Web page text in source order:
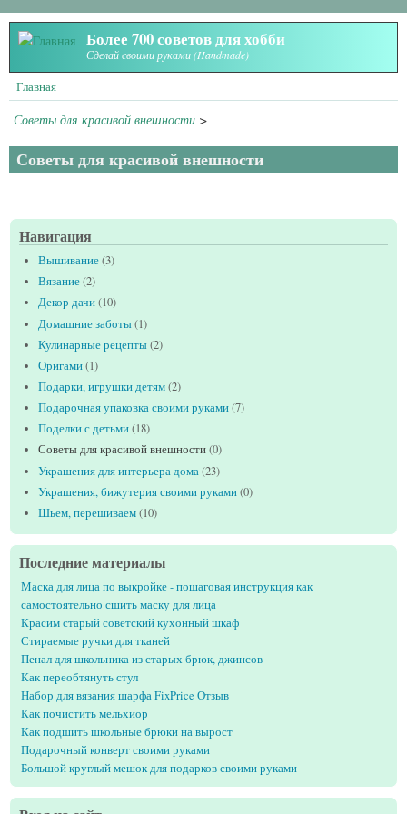
Перейти к основному содержанию
Более 700 советов для хобби
Сделай своими руками (Handmade)
Главная
Советы для красивой внешности >
Советы для красивой внешности
Навигация
Вышивание(3)
Вязание(2)
Декор дачи(10)
Домашние заботы(1)
Кулинарные рецепты(2)
Оригами(1)
Подарки, игрушки детям(2)
Подарочная упаковка своими руками(7)
Поделки с детьми(18)
Советы для красивой внешности(0)
Украшения для интерьера дома(23)
Украшения, бижутерия своими руками(0)
Шьем, перешиваем(10)
Последние материалы
Маска для лица по выкройке - пошаговая инструкция как
самостоятельно сшить маску для лица
Красим старый советский кухонный шкаф
Стираемые ручки для тканей
Пенал для школьника из старых брюк, джинсов
Как переобтянуть стул
Набор для вязания шарфа FixPrice Отзыв
Как почистить мельхиор
Как подшить школьные брюки на вырост
Подарочный конверт своими руками
Большой круглый мешок для подарков своими руками